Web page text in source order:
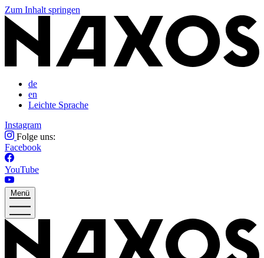
Zum Inhalt springen
de
en
Leichte Sprache
Instagram
Folge uns:
Facebook
YouTube
Menü